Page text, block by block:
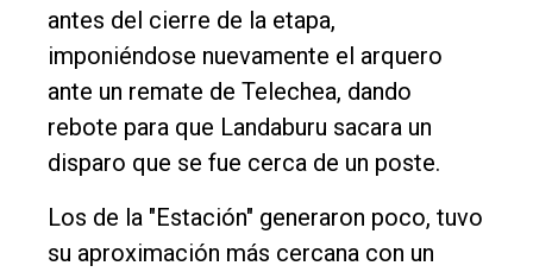
antes del cierre de la etapa,
imponiéndose nuevamente el arquero
ante un remate de Telechea, dando
rebote para que Landaburu sacara un
disparo que se fue cerca de un poste.
Los de la "Estación" generaron poco, tuvo
su aproximación más cercana con un